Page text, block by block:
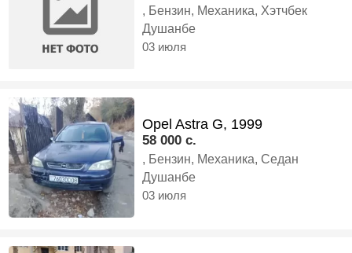
, Бензин, Механика, Хэтчбек
Душанбе
03 июля
Opel Astra G, 1999
58 000 c.
, Бензин, Механика, Седан
Душанбе
03 июля